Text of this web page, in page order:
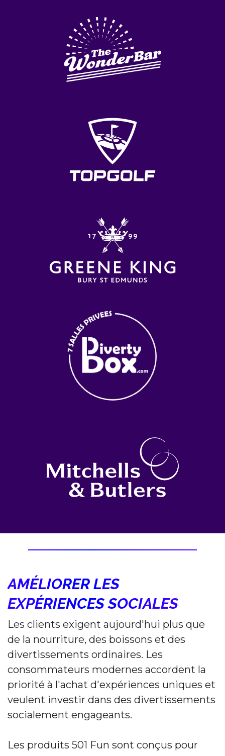
AMÉLIORER LES
EXPÉRIENCES SOCIALES
Les clients exigent aujourd'hui plus que
de la nourriture, des boissons et des
divertissements ordinaires. Les
consommateurs modernes accordent la
priorité à l'achat d'expériences uniques et
veulent investir dans des divertissements
socialement engageants.
Les produits 501 Fun sont conçus pour